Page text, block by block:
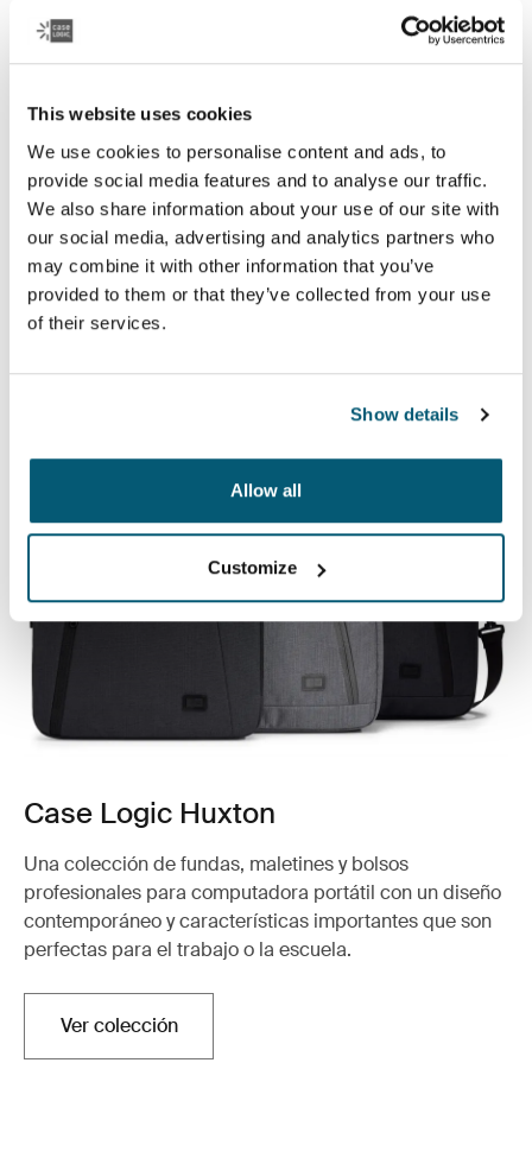
This website uses cookies
We use cookies to personalise content and ads, to
provide social media features and to analyse our traffic.
We also share information about your use of our site with
our social media, advertising and analytics partners who
may combine it with other information that you’ve
provided to them or that they’ve collected from your use
of their services.
Show details
Allow all
Customize
Case Logic Fabricante de equipo
original (LAPS)
Una colección de fundas tradicionales con acolchado
de espuma de protección y detalles sofisticados y
elegantes.
Case Logic Huxton
Una colección de fundas, maletines y bolsos
profesionales para computadora portátil con un diseño
contemporáneo y características importantes que son
perfectas para el trabajo o la escuela.
Ver colección